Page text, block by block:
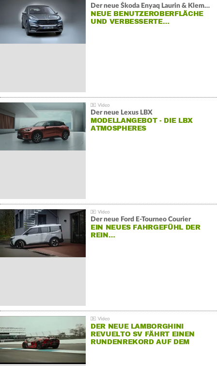
Der neue Škoda Enyaq Laurin & Klement
NEUE BENUTZEROBERFLÄCHE
UND VERBESSERTE…
Der neue Lexus LBX
MODELLANGEBOT - DIE LBX
ATMOSPHERES
Der neue Ford E-Tourneo Courier
EIN NEUES FAHRGEFÜHL DER
REIN…
DER NEUE LAMBORGHINI
REVUELTO SV FÄHRT EINEN
RUNDENREKORD AUF DEM